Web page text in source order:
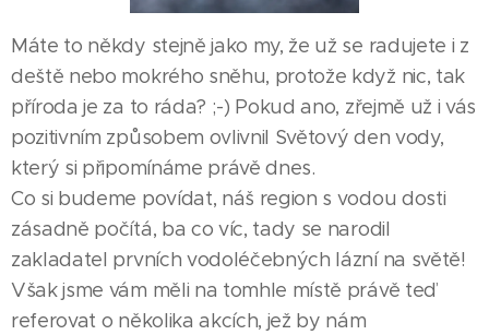
Máte to někdy stejně jako my, že už se radujete i z
deště nebo mokrého sněhu, protože když nic, tak
příroda je za to ráda? ;-) Pokud ano, zřejmě už i vás
pozitivním způsobem ovlivnil Světový den vody,
který si připomínáme právě dnes.
Co si budeme povídat, náš region s vodou dosti
zásadně počítá, ba co víc, tady se narodil
zakladatel prvních vodoléčebných lázní na světě!
Však jsme vám měli na tomhle místě právě teď
referovat o několika akcích, jež by nám